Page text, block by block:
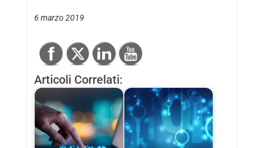
6 marzo 2019
Articoli Correlati: